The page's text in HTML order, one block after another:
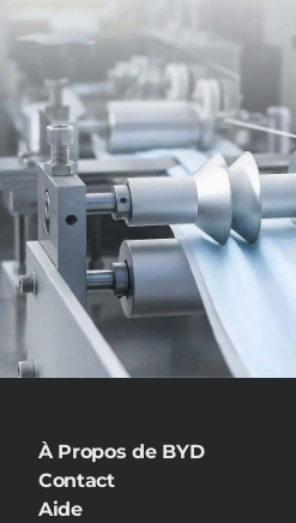
À Propos de BYD
À Propos de BYD
Contact
Visiter le concessionnaire
Aide